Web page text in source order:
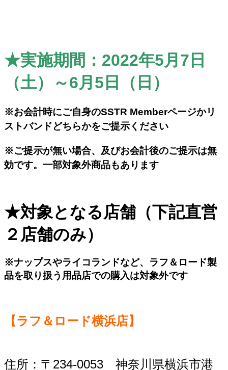
★実施期間：2022年5月7日
（土）～6月5日（日）
※お会計時にご自身のSSTR Memberページかリ
ストバンドどちらかをご提示ください
※ご提示が無い場合、及びお会計後のご提示は無
効です。一部対象外商品もあります
★対象となる店舗（下記直営
２店舗のみ）
※ナップスやライコランドなど、ラフ＆ロード製
品を取り扱う用品店での購入は対象外です
【ラフ＆ロード横浜店】
住所：〒234-0053 神奈川県横浜市港